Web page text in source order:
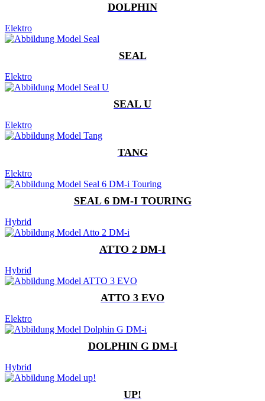
DOLPHIN
Elektro
SEAL
Elektro
SEAL U
Elektro
TANG
Elektro
SEAL 6 DM-I TOURING
Hybrid
ATTO 2 DM-I
Hybrid
ATTO 3 EVO
Elektro
DOLPHIN G DM-I
Hybrid
UP!